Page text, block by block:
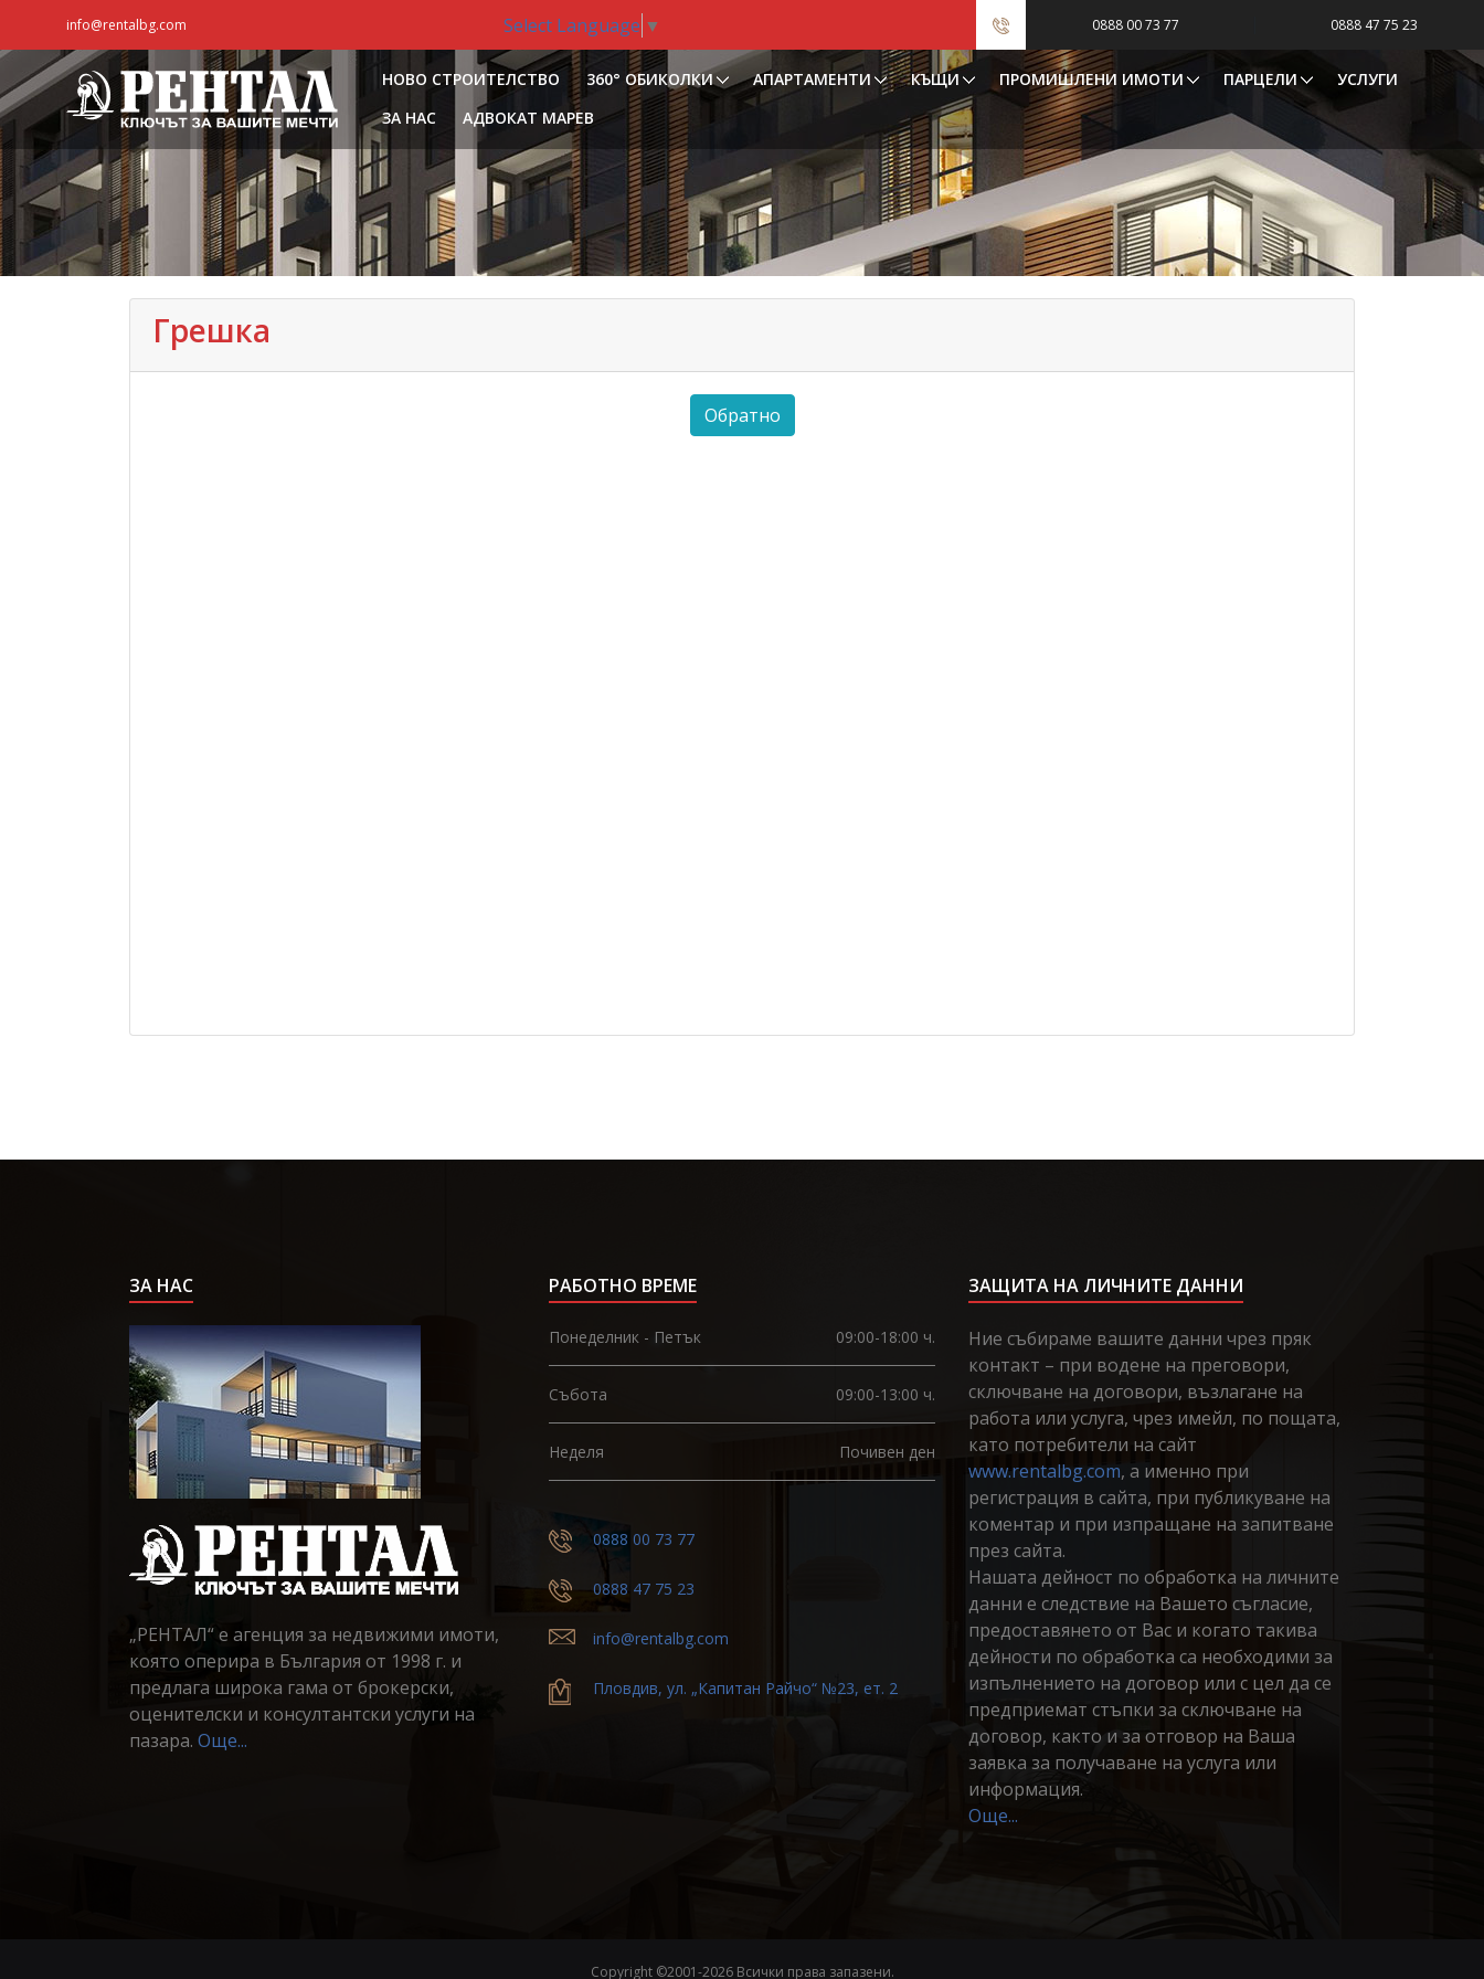
info@rentalbg.com Select Language ▼ 0888 00 73 77 0888 47 75 23
НОВО СТРОИТЕЛСТВО 360° ОБИКОЛКИ АПАРТАМЕНТИ КЪЩИ ПРОМИШЛЕНИ ИМОТИ ПАРЦЕЛИ
УСЛУГИ
ЗА НАС
АДВОКАТ МАРЕВ
Грешка
ЗА НАС
„РЕНТАЛ“ е агенция за недвижими имоти,
която оперира в България от 1998 г. и
предлага широка гама от брокерски,
оценителски и консултантски услуги на
пазара. Още...
РАБОТНО ВРЕМЕ
Понеделник - Петък 09:00-18:00 ч.
Събота 09:00-13:00 ч.
Неделя Почивен ден
0888 00 73 77
0888 47 75 23
info@rentalbg.com
Пловдив, ул. „Капитан Райчо“ №23, ет. 2
ЗАЩИТА НА ЛИЧНИТЕ ДАННИ
Ние събираме вашите данни чрез пряк
контакт – при водене на преговори,
сключване на договори, възлагане на
работа или услуга, чрез имейл, по пощата,
като потребители на сайт
www.rentalbg.com, а именно при
регистрация в сайта, при публикуване на
коментар и при изпращане на запитване
през сайта.
Нашата дейност по обработка на личните
данни е следствие на Вашето съгласие,
предоставянето от Вас и когато такива
дейности по обработка са необходими за
изпълнението на договор или с цел да се
предприемат стъпки за сключване на
договор, както и за отговор на Ваша
заявка за получаване на услуга или
информация.
Още...
Copyright ©2001-2026 Всички права запазени.